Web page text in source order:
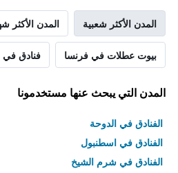
المدن الأكثر شعبية المدن الأكثر
بيوت عطلات في فرنسا فنادق في Nouvelle-Aquitaine
المدن التي يبحث عنها مستخدمونا
الفنادق في الدوحة
الفنادق في اسطنبول
الفنادق في شرم الشيخ